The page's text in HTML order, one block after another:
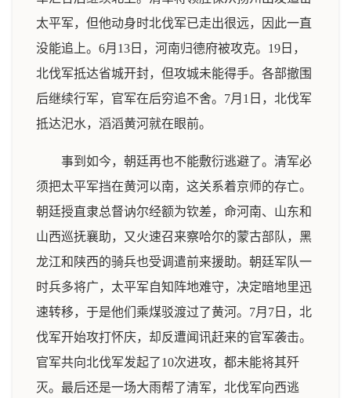
太平军，但他动身时北伐军已走出很远，因此一直
没能追上。6月13日，河南归德府被攻克。19日，
北伐军抵达省城开封，但攻城未能得手。各部撤围
后继续行军，官军在后穷追不舍。7月1日，北伐军
抵达汜水，滔滔黄河就在眼前。
事到如今，朝廷再也不能敷衍逃避了。清军必
须把太平军挡在黄河以南，这关系着京师的存亡。
朝廷授直隶总督讷尔经额为钦差，命河南、山东和
山西巡抚襄助，又火速召来察哈尔的蒙古部队，黑
龙江和陕西的骑兵也受调遣前来援助。朝廷军队一
时兵多将广，太平军自知阵地难守，决定暗地里迅
速转移，于是他们乘煤驳渡过了黄河。7月7日，北
伐军开始攻打怀庆，却反遭闻讯赶来的官军袭击。
官军共向北伐军发起了10次进攻，都未能将其歼
灭。最后还是一场大雨帮了清军，北伐军向西逃